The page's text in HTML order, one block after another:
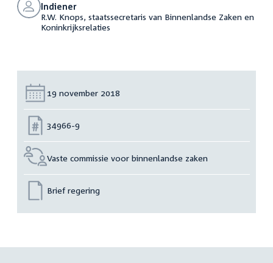
Indiener
R.W. Knops, staatssecretaris van Binnenlandse Zaken en
Koninkrijksrelaties
Datum:
19 november 2018
Nummer:
34966-9
Vaste commissie voor binnenlandse zaken
Brief regering